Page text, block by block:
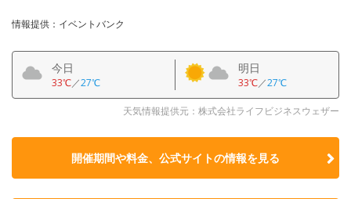
情報提供：イベントバンク
今日
33℃／27℃
明日
33℃／27℃
天気情報提供元：株式会社ライフビジネスウェザー
開催期間や料金、公式サイトの情報を見る